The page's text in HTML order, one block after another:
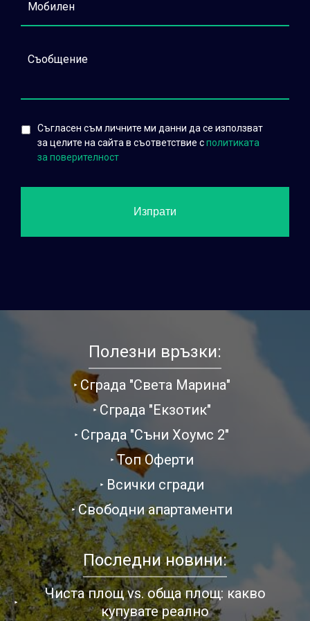
Съгласен съм личните ми данни да се използват
за целите на сайта в съответствие сполитиката
за поверителност
Полезни връзки:
Сграда "Света Марина"
Сграда "Екзотик"
Сграда "Съни Хоумс 2"
Топ Оферти
Всички сгради
Свободни апартаменти
Последни новини:
Чиста площ vs. обща площ: какво
купувате реално